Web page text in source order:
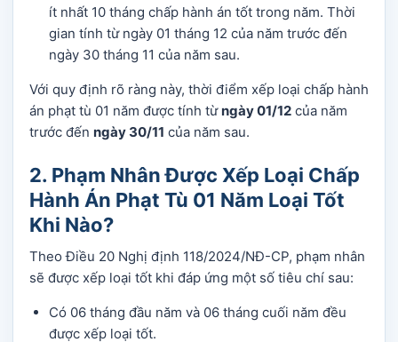
ít nhất 10 tháng chấp hành án tốt trong năm. Thời
gian tính từ ngày 01 tháng 12 của năm trước đến
ngày 30 tháng 11 của năm sau.
Với quy định rõ ràng này, thời điểm xếp loại chấp hành
án phạt tù 01 năm được tính từ ngày 01/12 của năm
trước đến ngày 30/11 của năm sau.
2. Phạm Nhân Được Xếp Loại Chấp
Hành Án Phạt Tù 01 Năm Loại Tốt
Khi Nào?
Theo Điều 20 Nghị định 118/2024/NĐ-CP, phạm nhân
sẽ được xếp loại tốt khi đáp ứng một số tiêu chí sau:
Có 06 tháng đầu năm và 06 tháng cuối năm đều
được xếp loại tốt.